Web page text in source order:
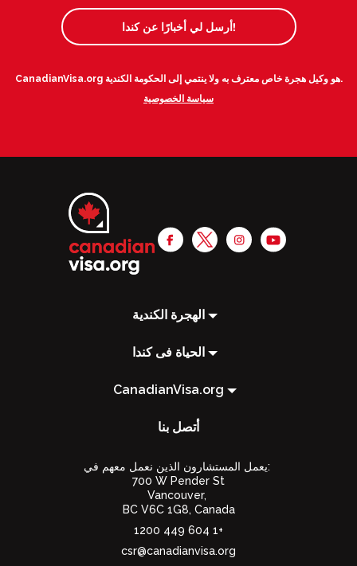
أرسل لي أخبارًا عن كندا!
CanadianVisa.org هو وكيل هجرة خاص معترف به ولا ينتمي إلى الحكومة الكندية.
سياسة الخصوصية
الهجرة الكندية
الحياة فى كندا
CanadianVisa.org
أتصل بنا
يعمل المستشارون الذين نعمل معهم في:
700 W Pender St
Vancouver,
BC V6C 1G8, Canada
1200 449 604 1+
csr@canadianvisa.org